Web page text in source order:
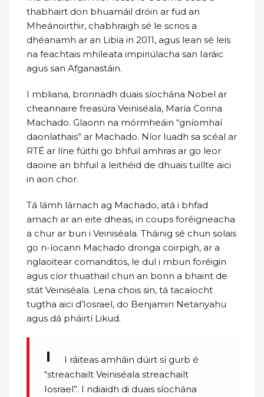
thabhairt don bhuamáil dróin ar fud an
Mheánoirthir, chabhraigh sé le scrios a
dhéanamh ar an Libia in 2011, agus lean sé leis
na feachtais mhíleata impiriúlacha san Iaráic
agus san Afganastáin.
I mbliana, bronnadh duais síochána Nobel ar
cheannaire freasúra Veiniséala, María Corina
Machado. Glaonn na mórmheáin “gníomhaí
daonlathais” ar Machado. Níor luadh sa scéal ar
RTÉ ar líne fúithi go bhfuil amhras ar go leor
daoine an bhfuil a leithéid de dhuais tuillte aici
in aon chor.
Tá lámh lárnach ag Machado, atá i bhfad
amach ar an eite dheas, in coups foréigneacha
a chur ar bun i Veiniséala. Tháinig sé chun solais
go n-íocann Machado dronga coirpigh, ar a
nglaoitear comanditos, le dul i mbun foréigin
agus cíor thuathail chun an bonn a bhaint de
stát Veiniséala. Lena chois sin, tá tacaíocht
tugtha aici d’Iosrael, do Benjamin Netanyahu
agus dá pháirtí Likud.
I ráiteas amháin dúirt sí gurb é
“streachailt Veiniséala streachailt
Iosrael”. I ndiaidh di duais síochána